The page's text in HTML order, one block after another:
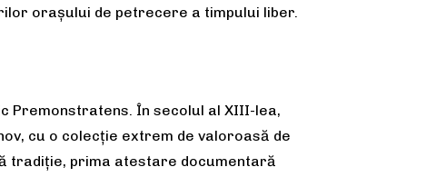
oraşului de petrecere a timpului liber.
Premonstratens. În secolul al XIII-lea,
cu o colecție extrem de valoroasă de
tradiție, prima atestare documentară